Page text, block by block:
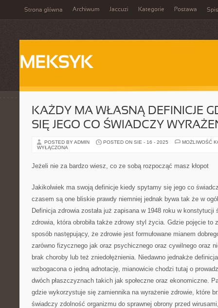
Strona główna Archiwum Jaccuzi Kategorie Postawa
MEKSYK
KAŻDY MA WŁASNĄ DEFINICJE
SIĘ JEGO CO ŚWIADCZY
POSTED BY ADMIN POSTED ON SIE - 16 - 2025
MOŻLIWOŚĆ
WYŁĄCZONA
Jeżeli nie za bardzo wiesz, co ze sobą rozpocząć masz kłopot
Jakikolwiek ma swoją definicje kiedy spytamy się jego co
czasem są one bliskie prawdy niemniej jednak bywa tak że w
Definicja zdrowia została już zapisana w 1948 roku w konstytucji
zdrowia, która obrobiła także zdrowy styl życia. Gdzie pojęcie to
sposób następujący, że zdrowie jest formułowane mianem
zarówno fizycznego jak oraz psychicznego oraz cywilnego oraz
brak choroby lub też zniedołężnienia. Niedawno jednakże
wzbogacona o jedną adnotację, mianowicie chodzi tutaj o
dwóch płaszczyznach takich jak społeczne oraz ekonomiczne.
gdzie wykorzystuje się zamiennika na wyrażenie zdrowie, które
świadczy zdolność organizmu do sprawnej obrony przed